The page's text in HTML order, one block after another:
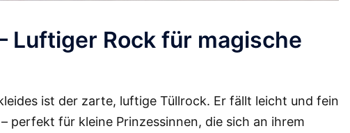
Luftiger Rock für magische
ist der zarte, luftige Tüllrock. Er fällt leicht und fein
perfekt für kleine Prinzessinnen, die sich an ihrem